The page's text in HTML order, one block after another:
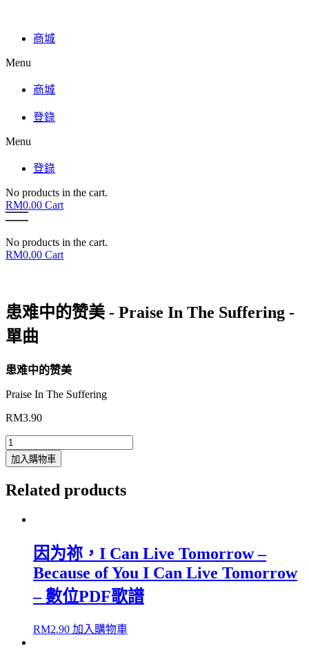
商城
Menu
商城
登錄
Menu
登錄
No products in the cart.
RM0.00 Cart
No products in the cart.
RM0.00 Cart
患难中的赞美 - Praise In The Suffering -
單曲
患难中的赞美
Praise In The Suffering
RM3.90
患
难
的
quantity
加入購物車
Related products
因为祢，I Can Live Tomorrow –
Because of You I Can Live Tomorrow
– 數位PDF歌譜
RM2.90 加入購物車